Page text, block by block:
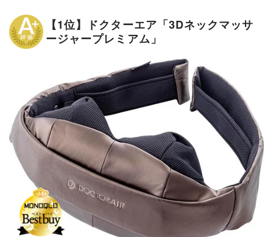
【1位】ドクターエア「3Dネックマッサ
ージャープレミアム」